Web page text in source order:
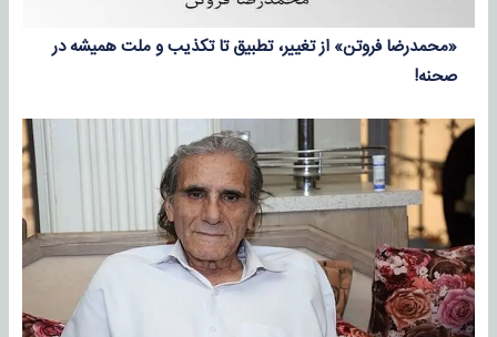
«محمدرضا فروتن» از تغییر، تطبیق تا تکذیب و ملت همیشه در
صحنه!